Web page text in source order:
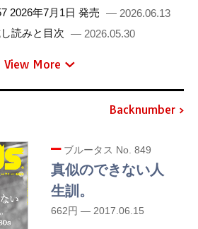
2026年7月1日 発売 — 2026.06.13
読みと目次 — 2026.05.30
View More
Backnumber
ブルータス No. 849
真似のできない人
生訓。
662円 — 2017.06.15